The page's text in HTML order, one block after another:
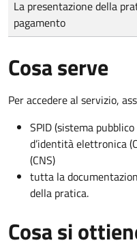
La presentazione della
pagamento
Cosa serve
Per accedere al servizio,
SPID (sistema
d’identità elettronica
(CNS)
tutta la
della pratica.
Cosa si